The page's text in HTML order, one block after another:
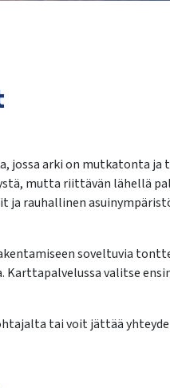
jossa arki on mutkatonta
mutta riittävän lähellä
ja rauhallinen
soveltuvia
valitse
tai voit jättää